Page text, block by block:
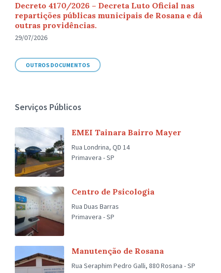
Decreto 4170/2026 – Decreta Luto Oficial nas
repartições públicas municipais de Rosana e dá
outras providências.
29/07/2026
OUTROS DOCUMENTOS
Serviços Públicos
EMEI Tainara Bairro Mayer
Rua Londrina, QD 14
Primavera - SP
Centro de Psicologia
Rua Duas Barras
Primavera - SP
Manutenção de Rosana
Rua Seraphim Pedro Galli, 880 Rosana - SP